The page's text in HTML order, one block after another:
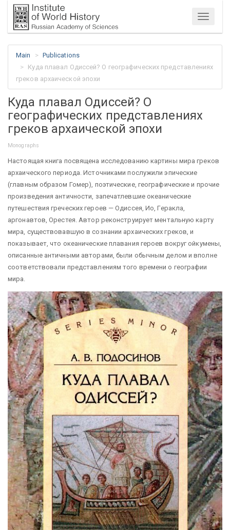
Menu
Main
Publications
Куда плавал Одиссей? О географических представлениях
греков архаической эпохи
Куда плавал Одиссей? О
географических представлениях
греков архаической эпохи
Monographs
Настоящая книга посвящена исследованию картины мира греков
архаического периода. Источниками послужили эпические
(главным образом Гомер), поэтические, географические и прочие
произведения античности, запечатлевшие океанические
путешествия греческих героев — Одиссея, Ио, Геракла,
аргонавтов, Орестея. Автор реконструирует ментальную карту
мира, существовавшую в сознании архаических греков, и
показывает, что океанические плавания героев вокруг ойкумены,
описанные античными авторами, были обычным делом и вполне
соответствовали представлениям того времени о географии
мира.